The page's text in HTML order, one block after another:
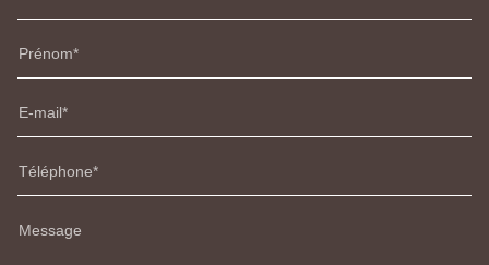
Prénom
E-mail
Téléphone
Message